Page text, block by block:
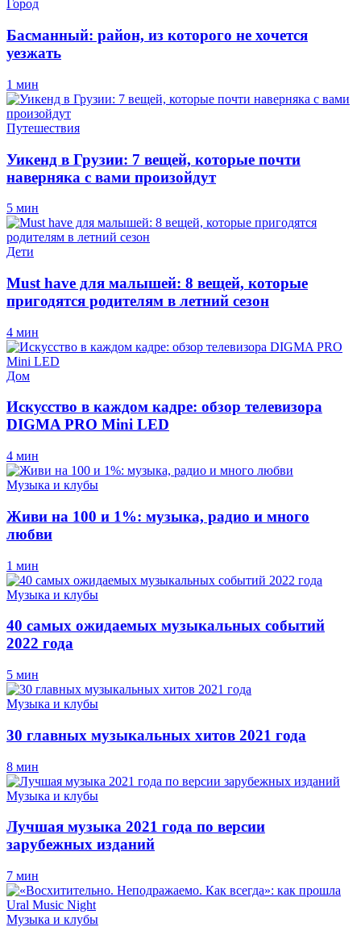
Город
Басманный: район, из которого не хочется
уезжать
1 мин
Путешествия
Уикенд в Грузии: 7 вещей, которые почти
наверняка с вами произойдут
5 мин
Дети
Must have для малышей: 8 вещей, которые
пригодятся родителям в летний сезон
4 мин
Дом
Искусство в каждом кадре: обзор телевизора
DIGMA PRO Mini LED
4 мин
Музыка и клубы
Живи на 100 и 1%: музыка, радио и много
любви
1 мин
Музыка и клубы
40 самых ожидаемых музыкальных событий
2022 года
5 мин
Музыка и клубы
30 главных музыкальных хитов 2021 года
8 мин
Музыка и клубы
Лучшая музыка 2021 года по версии
зарубежных изданий
7 мин
Музыка и клубы